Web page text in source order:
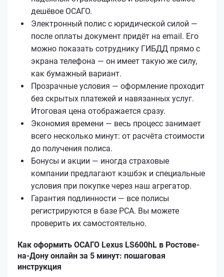
дешёвое ОСАГО.
Электронный полис с юридической силой —
после оплаты документ придёт на email. Его
можно показать сотруднику ГИБДД прямо с
экрана телефона — он имеет такую же силу,
как бумажный вариант.
Прозрачные условия — оформление проходит
без скрытых платежей и навязанных услуг.
Итоговая цена отображается сразу.
Экономия времени — весь процесс занимает
всего несколько минут: от расчёта стоимости
до получения полиса.
Бонусы и акции — иногда страховые
компании предлагают кэшбэк и специальные
условия при покупке через наш агрегатор.
Гарантия подлинности — все полисы
регистрируются в базе РСА. Вы можете
проверить их самостоятельно.
Как оформить ОСАГО Lexus LS600hL в Ростове-
на-Дону онлайн за 5 минут: пошаговая
инструкция